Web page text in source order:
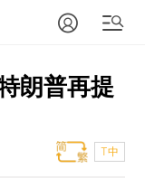
朗普再提
T中